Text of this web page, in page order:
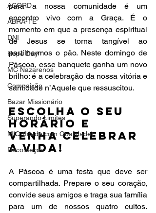
ACORD
ABRA-TE
DNI
Hope Day
MC Nazarenos
Compaixão
Bazar Missionário
Superando Limites
MIQ (Idade com Qualidade)
Recomeços
para a nossa comunidade é um
encontro vivo com a Graça. É o
momento em que a presença espiritual
de Jesus se torna tangível ao
partilharmos o pão. Neste domingo de
Páscoa, esse banquete ganha um novo
brilho: é a celebração da nossa vitória e
santidade n’Aquele que ressuscitou.
Escolha o seu
horário e
venha celebrar
a Vida!
A Páscoa é uma festa que deve ser
compartilhada. Prepare o seu coração,
convide seus amigos e traga sua família
para um de nossos quatro cultos.